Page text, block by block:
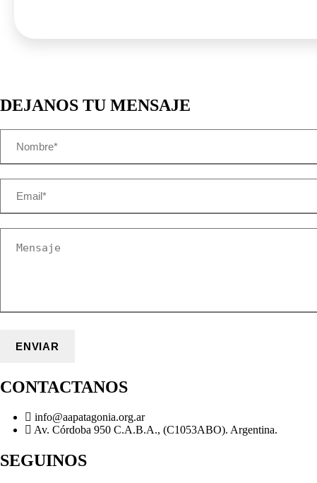
DEJANOS TU MENSAJE
CONTACTANOS
info@aapatagonia.org.ar
Av. Córdoba 950 C.A.B.A., (C1053ABO). Argentina.
SEGUINOS